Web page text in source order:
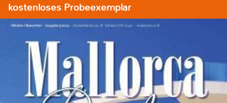
kostenloses Probeexemplar